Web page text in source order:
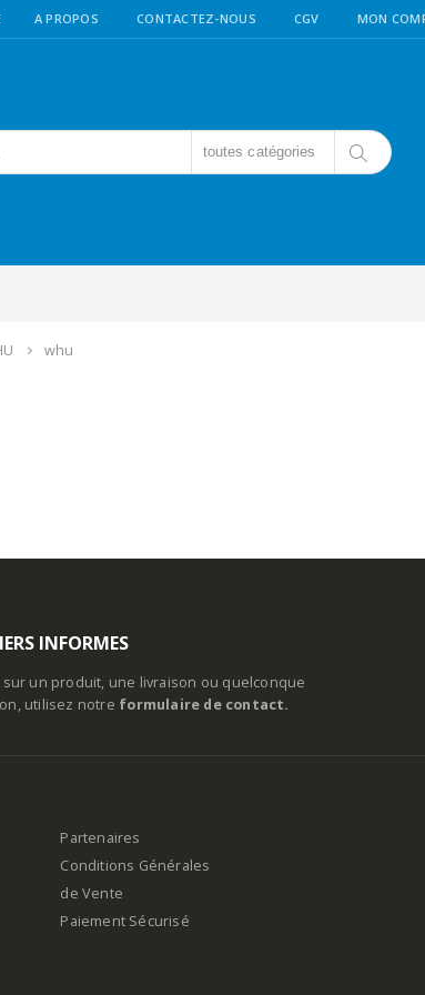
A PROPOS CONTACTEZ-NOUS CGV MON
toutes catégories
whu
INFORMES
un produit, une livraison ou quelconque
utilisez notre formulaire de contact.
Partenaires
Conditions Générales
de Vente
Paiement Sécurisé